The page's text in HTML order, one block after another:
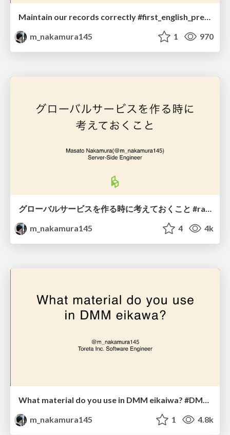
Maintain our records correctly #first_english_presentation
m_nakamura145
1 970
m_nakamura145
4 4k
What material do you use in DMM eikaiwa? #DMM英会話 #clem_jp
m_nakamura145
1 4.8k